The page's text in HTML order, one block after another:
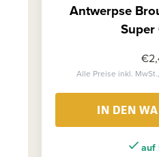
Antwerpse
Super
Alle Preise inkl.
IN DEN
auf